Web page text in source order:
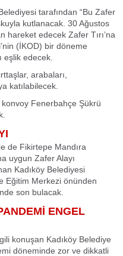
tarafından “Bu Zafer
kutlanacak. 30 Ağustos
hareket edecek Zafer Tırı’na
(İKOD) bir döneme
eşlik edecek.
arabaları,
katılabilecek.
Fenerbahçe Şükrü
de Fikirtepe Mandıra
uygun Zafer Alayı
Kadıköy Belediyesi
Eğitim Merkezi önünden
son bulacak.
ENGEL
konuşan Kadıköy Belediye
döneminde zor ve dikkatli